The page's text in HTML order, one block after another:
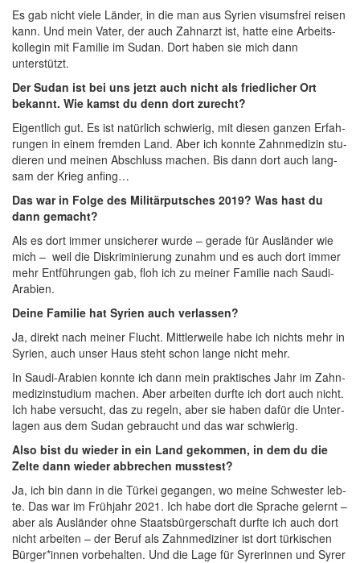
Es gab nicht vie­le Län­der, in die man aus Syri­en visums­frei rei­sen
kann. Und mein Vater, der auch Zahn­arzt ist, hat­te eine Arbeits­
kol­le­gin mit Fami­lie im Sudan. Dort haben sie mich dann
unterstützt.
Der Sudan ist bei uns jetzt auch nicht als fried­li­cher Ort
bekannt. Wie kamst du denn dort zurecht?
Eigent­lich gut. Es ist natür­lich schwie­rig, mit die­sen gan­zen Erfah­
run­gen in einem frem­den Land. Aber ich konn­te Zahn­me­di­zin stu­
die­ren und mei­nen Abschluss machen. Bis dann dort auch lang­
sam der Krieg anfing…
Das war in Fol­ge des Mili­tär­put­sches 2019? Was hast du
dann gemacht?
Als es dort immer unsi­che­rer wur­de – gera­de für Aus­län­der wie
mich – weil die Dis­kri­mi­nie­rung zunahm und es auch dort immer
mehr Ent­füh­run­gen gab, floh ich zu mei­ner Fami­lie nach Saudi-
Arabien.
Dei­ne Fami­lie hat Syri­en auch verlassen?
Ja, direkt nach mei­ner Flucht. Mitt­ler­wei­le habe ich nichts mehr in
Syri­en, auch unser Haus steht schon lan­ge nicht mehr.
In Sau­di-Ara­bi­en konn­te ich dann mein prak­ti­sches Jahr im Zahn­
me­di­zin­stu­di­um machen. Aber arbei­ten durf­te ich dort auch nicht.
Ich habe ver­sucht, das zu regeln, aber sie haben dafür die Unter­
la­gen aus dem Sudan gebraucht und das war schwierig.
Also bist du wie­der in ein Land gekom­men, in dem du die
Zel­te dann wie­der abbre­chen musstest?
Ja, ich bin dann in die Tür­kei gegan­gen, wo mei­ne Schwes­ter leb­
te. Das war im Früh­jahr 2021. Ich habe dort die Spra­che gelernt –
aber als Aus­län­der ohne Staats­bür­ger­schaft durf­te ich auch dort
nicht arbei­ten – der Beruf als Zahn­me­di­zi­ner ist dort tür­ki­schen
Bürger*innen vor­be­hal­ten. Und die Lage für Syre­rin­nen und Syrer